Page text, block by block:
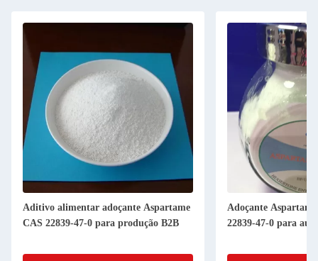
Aditivo alimentar adoçante Aspartame
CAS 22839-47-0 para produção B2B
Adoçante
22839-47-0 para